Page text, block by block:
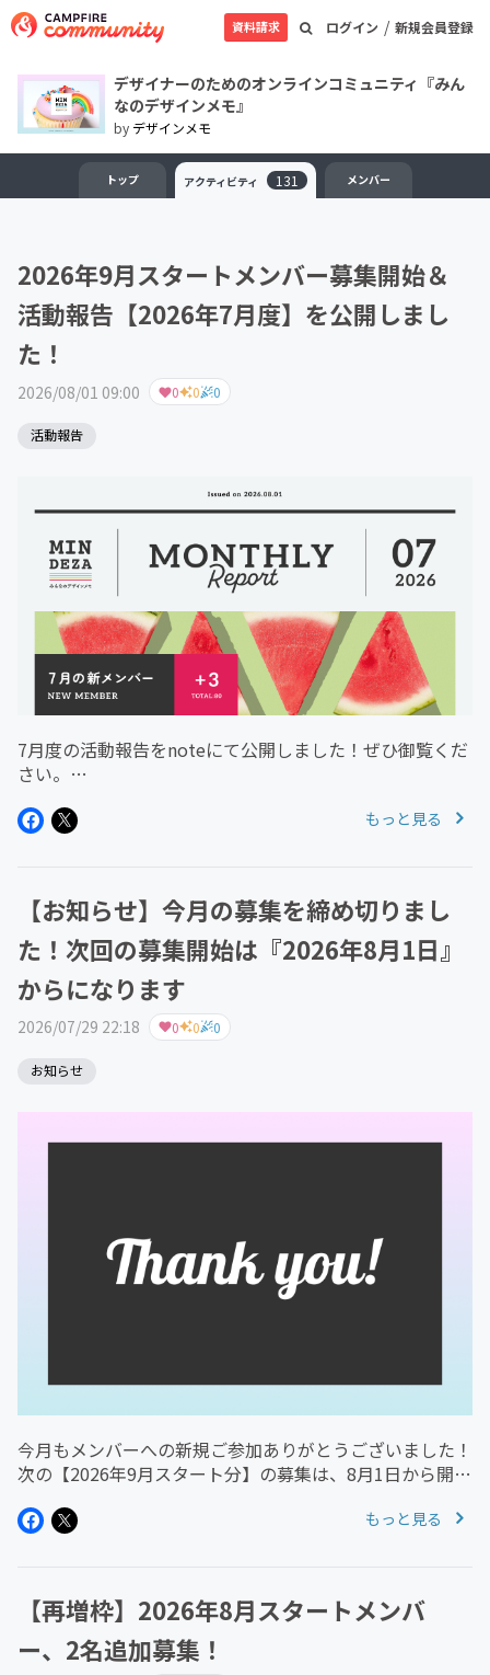
ログイン / 新規会員登録
資料請求
デザイナーのためのオンラインコミュニティ『みん
なのデザインメモ』
by デザインメモ
トップ アクティビティ 131 メンバー
2026年9月スタートメンバー募集開始＆
活動報告【2026年7月度】を公開しまし
た！
2026/08/01 09:00 0 0 0
活動報告
7月度の活動報告をnoteにて公開しました！ぜひ御覧くだ
さい。
年9月スタートメンバーもお待ちしております！・定員5
もっと見る
【お知らせ】今月の募集を締め切りまし
た！次回の募集開始は『2026年8月1日』
からになります
2026/07/29 22:18 0 0 0
お知らせ
今月もメンバーへの新規ご参加ありがとうございました！
次の【2026年9月スタート分】の募集は、8月1日から開始
登録をしておくとメールでのお知らせが受け取れますの
もっと見る
【再増枠】2026年8月スタートメンバ
ー、2名追加募集！